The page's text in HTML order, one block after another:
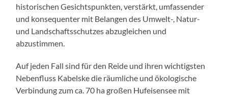
historischen Gesichtspunkten, verstärkt, umfassender
und konsequenter mit Belangen des Umwelt-, Natur-
und Landschaftsschutzes abzugleichen und
abzustimmen.
Auf jeden Fall sind für den Reide und ihren wichtigsten
Nebenfluss Kabelske die räumliche und ökologische
Verbindung zum ca. 70 ha großen Hufeisensee mit